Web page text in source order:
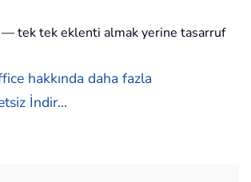
tek tek eklenti almak yerine tasarruf
hakkında daha fazla
İndir...